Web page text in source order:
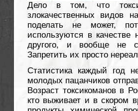
Дело в том, что
злокачественных видов
поделать не может,
используются в качестве
другого, и вообще не
Запретить их просто
Статистика каждый год
молодых пацанчиков
Возраст токсикоманов в
кто выживает и в скором